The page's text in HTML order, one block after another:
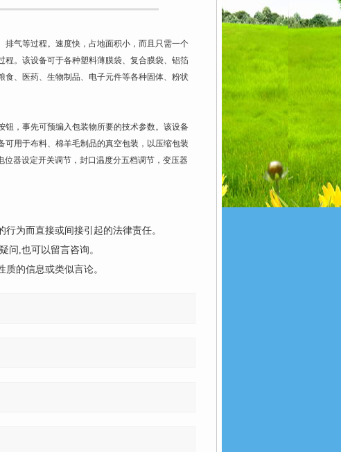
气等过程。速度快，占地面积小，而且只需一个
程。该设备可于各种塑料薄膜袋、复合膜袋、铝箔
、医药、生物制品、电子元件等各种固体、粉状
，事先可预编入包装物所要的技术参数。该设备
用于布料、棉羊毛制品的真空包装，以压缩包装
器设定开关调节，封口温度分五档调节，变压器
为而直接或间接引起的法律责任。
问,也可以留言咨询。
的信息或类似言论。